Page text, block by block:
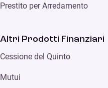
Prestito per Arredamento
Altri Prodotti Finanziari
Cessione del Quinto
Mutui